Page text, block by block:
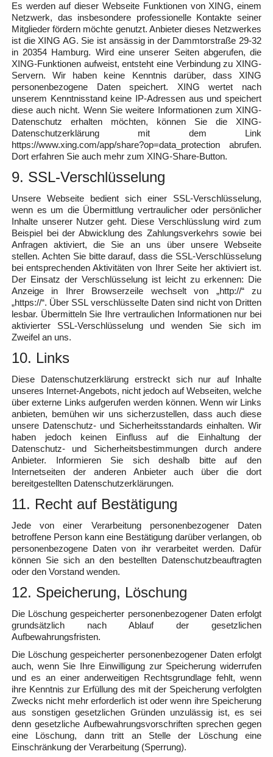
Es werden auf dieser Webseite Funktionen von XING, einem
Netzwerk, das insbesondere professionelle Kontakte seiner
Mitglieder fördern möchte genutzt. Anbieter dieses Netzwerkes
ist die XING AG. Sie ist ansässig in der Dammtorstraße 29-32
in 20354 Hamburg. Wird eine unserer Seiten abgerufen, die
XING-Funktionen aufweist, entsteht eine Verbindung zu XING-
Servern. Wir haben keine Kenntnis darüber, dass XING
personenbezogene Daten speichert. XING wertet nach
unserem Kenntnisstand keine IP-Adressen aus und speichert
diese auch nicht. Wenn Sie weitere Informationen zum XING-
Datenschutz erhalten möchten, können Sie die XING-
Datenschutzerklärung mit dem Link
https://www.xing.com/app/share?op=data_protection abrufen.
Dort erfahren Sie auch mehr zum XING-Share-Button.
9. SSL-Verschlüsselung
Unsere Webseite bedient sich einer SSL-Verschlüsselung,
wenn es um die Übermittlung vertraulicher oder persönlicher
Inhalte unserer Nutzer geht. Diese Verschlüsslung wird zum
Beispiel bei der Abwicklung des Zahlungsverkehrs sowie bei
Anfragen aktiviert, die Sie an uns über unsere Webseite
stellen. Achten Sie bitte darauf, dass die SSL-Verschlüsselung
bei entsprechenden Aktivitäten von Ihrer Seite her aktiviert ist.
Der Einsatz der Verschlüsselung ist leicht zu erkennen: Die
Anzeige in Ihrer Browserzeile wechselt von „http://“ zu
„https://“. Über SSL verschlüsselte Daten sind nicht von Dritten
lesbar. Übermitteln Sie Ihre vertraulichen Informationen nur bei
aktivierter SSL-Verschlüsselung und wenden Sie sich im
Zweifel an uns.
10. Links
Diese Datenschutzerklärung erstreckt sich nur auf Inhalte
unseres Internet-Angebots, nicht jedoch auf Webseiten, welche
über externe Links aufgerufen werden können. Wenn wir Links
anbieten, bemühen wir uns sicherzustellen, dass auch diese
unsere Datenschutz- und Sicherheitsstandards einhalten. Wir
haben jedoch keinen Einfluss auf die Einhaltung der
Datenschutz- und Sicherheitsbestimmungen durch andere
Anbieter. Informieren Sie sich deshalb bitte auf den
Internetseiten der anderen Anbieter auch über die dort
bereitgestellten Datenschutzerklärungen.
11. Recht auf Bestätigung
Jede von einer Verarbeitung personenbezogener Daten
betroffene Person kann eine Bestätigung darüber verlangen, ob
personenbezogene Daten von ihr verarbeitet werden. Dafür
können Sie sich an den bestellten Datenschutzbeauftragten
oder den Vorstand wenden.
12. Speicherung, Löschung
Die Löschung gespeicherter personenbezogener Daten erfolgt
grundsätzlich nach Ablauf der gesetzlichen
Aufbewahrungsfristen.
Die Löschung gespeicherter personenbezogener Daten erfolgt
auch, wenn Sie Ihre Einwilligung zur Speicherung widerrufen
und es an einer anderweitigen Rechtsgrundlage fehlt, wenn
ihre Kenntnis zur Erfüllung des mit der Speicherung verfolgten
Zwecks nicht mehr erforderlich ist oder wenn ihre Speicherung
aus sonstigen gesetzlichen Gründen unzulässig ist, es sei
denn gesetzliche Aufbewahrungsvorschriften sprechen gegen
eine Löschung, dann tritt an Stelle der Löschung eine
Einschränkung der Verarbeitung (Sperrung).